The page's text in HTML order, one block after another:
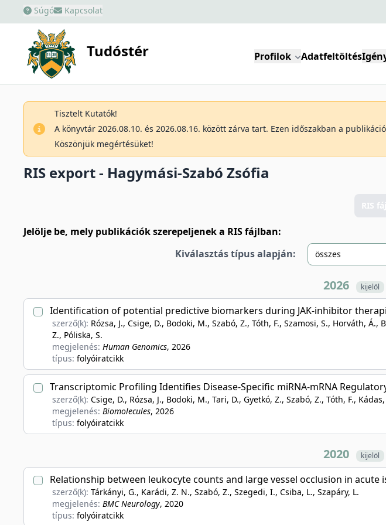
Súgó Kapcsolat
Tudóstér Profilok Adatfeltöltés
Tisztelt Kutatók!
A könyvtár 2026.08.10. és 2026.08.16. között zárva tart. Ezen időszakban a
Köszönjük megértésüket!
RIS export - Hagymási-Szabó Zsófia
RIS
Jelölje be, mely publikációk szerepeljenek a RIS fájlban:
Kiválasztás típus alapján:
2026 kijelöl
Identification of potential predictive biomarkers during JAK-inhibitor
szerző(k): Rózsa, J., Csige, D., Bodoki, M., Szabó, Z., Tóth, F., Szamosi, S., Horváth,
Z., Póliska, S.
megjelenés: Human Genomics, 2026
típus: folyóiratcikk
Transcriptomic Profiling Identifies Disease-Specific miRNA-mRNA
szerző(k): Csige, D., Rózsa, J., Bodoki, M., Tari, D., Gyetkó, Z., Szabó, Z., Tóth, F.,
megjelenés: Biomolecules, 2026
típus: folyóiratcikk
2020 kijelöl
Relationship between leukocyte counts and large vessel occlusion in acute
szerző(k): Tárkányi, G., Karádi, Z. N., Szabó, Z., Szegedi, I., Csiba, L., Szapáry, L.
megjelenés: BMC Neurology, 2020
típus: folyóiratcikk